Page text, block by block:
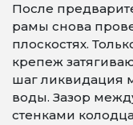
После
рамы снова
плоскостях.
крепеж
шаг ликвидация
воды. Зазор
стенками